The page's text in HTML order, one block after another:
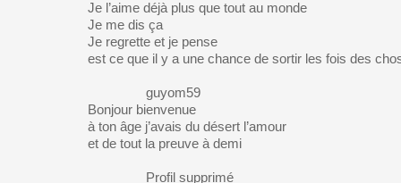
Je l’aime déjà plus que tout au monde
Je me dis ça
Je regrette et je pense
est ce que il y a une chance de sortir les fois des
guyom59
Bonjour bienvenue
à ton âge j’avais du désert l’amour
et de tout la preuve à demi
Profil supprimé